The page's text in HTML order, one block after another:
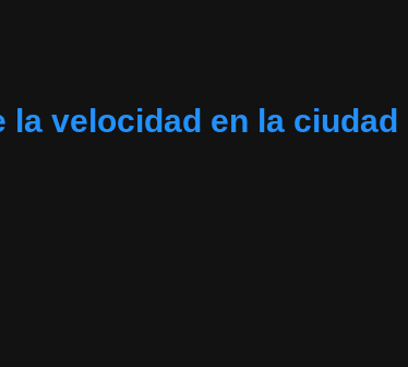
la velocidad en la ciudad